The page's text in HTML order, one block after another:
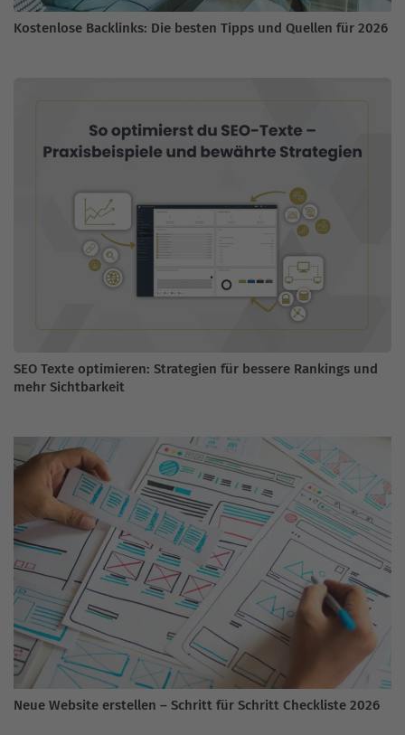
Kostenlose Backlinks: Die besten Tipps und Quellen für 2026
SEO Texte optimieren: Strategien für bessere Rankings und
mehr Sichtbarkeit
Neue Website erstellen – Schritt für Schritt Checkliste 2026